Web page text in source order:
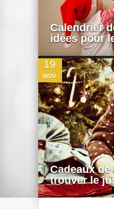
Calendrier
idées pour
19
NOV
0
Cadeaux
trouver le